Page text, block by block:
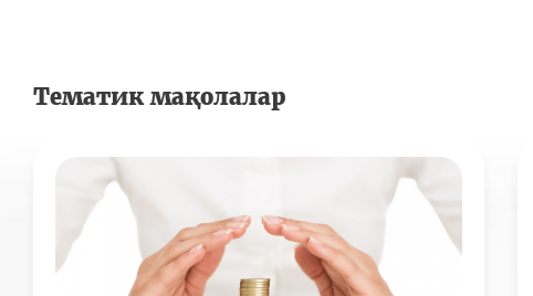
Тематик мақолалар